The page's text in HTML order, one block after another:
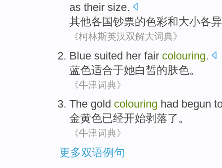
as their size.
其他各国钞票的色彩和大小各异
《柯林斯英汉双解大词典》
Blue suited her fair colouring.
蓝色适合于她白皙的肤色。
《牛津词典》
The gold colouring had begun
金黄色已经开始剥落了。
《牛津词典》
更多双语例句